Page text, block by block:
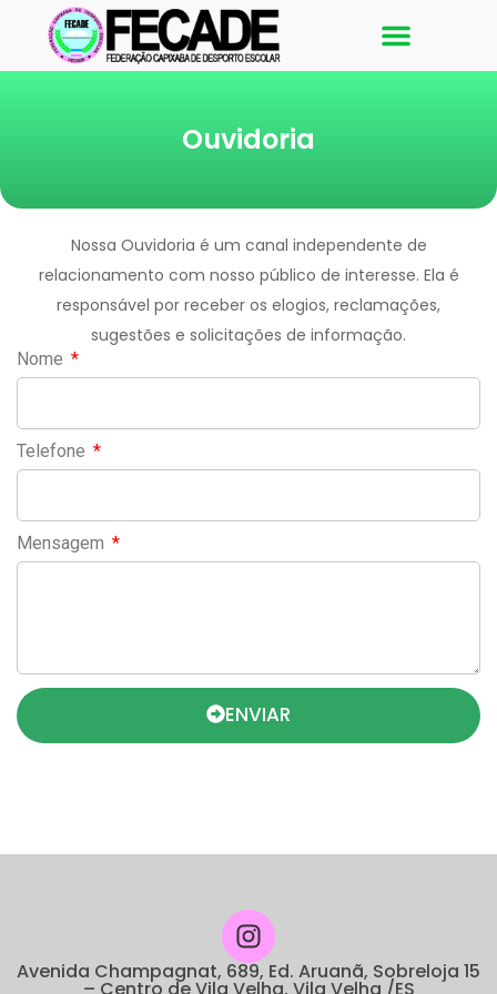
Ouvidoria
Nossa Ouvidoria é um canal independente de
relacionamento com nosso público de interesse. Ela é
responsável por receber os elogios, reclamações,
sugestões e solicitações de informação.
Nome
Telefone
Mensagem
ENVIAR
Avenida Champagnat, 689, Ed. Aruanã, Sobreloja 15
– Centro de Vila Velha, Vila Velha /ES